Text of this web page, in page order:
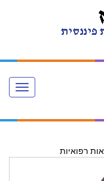
Toggle
navigation
רפואיות